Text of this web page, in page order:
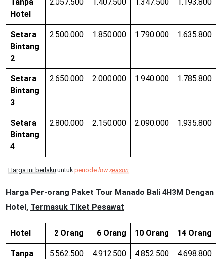
Tanpa
Hotel
2.057.500 1.407.500 1.347.500 1.193.800
Setara
Bintang
2
2.500.000 1.850.000 1.790.000 1.635.800
Setara
Bintang
3
2.650.000 2.000.000 1.940.000 1.785.800
Setara
Bintang
4
2.800.000 2.150.000 2.090.000 1.935.800
Harga ini berlaku untukperiode low season.
Harga Per-orang Paket Tour Manado Bali 4H3M Dengan
Hotel, Termasuk Tiket Pesawat
Hotel 2 Orang 6 Orang 10 Orang 14 Orang
Tanpa
5.562.500 4.912.500 4.852.500 4.698.800